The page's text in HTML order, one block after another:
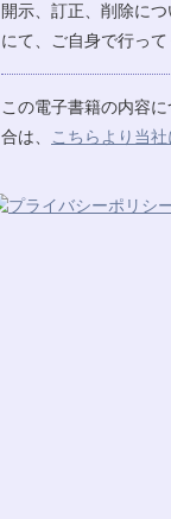
開示、訂正、削除に
にて、ご自身で行っ
この電子書籍の内容
合は、
こちらより当社